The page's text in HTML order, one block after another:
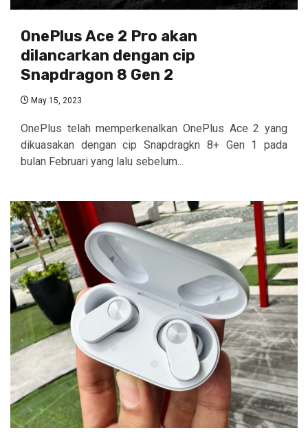
OnePlus Ace 2 Pro akan
dilancarkan dengan cip
Snapdragon 8 Gen 2
May 15, 2023
OnePlus telah memperkenalkan OnePlus Ace 2 yang
dikuasakan dengan cip Snapdragkn 8+ Gen 1 pada
bulan Februari yang lalu sebelum...